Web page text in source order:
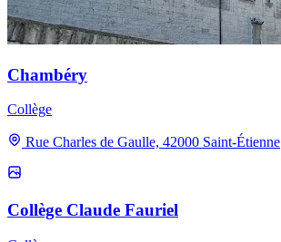
Chambéry
Collège
Rue Charles de Gaulle, 42000 Saint-Étienne
Collège Claude Fauriel